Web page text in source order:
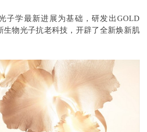
子学最新进展为基础，研发出GOLD
生物光子抗老科技，开辟了全新焕新肌